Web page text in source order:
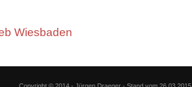
Wiesbaden
Copyright © 2014 - Jürgen Draeger - Stand vom 26.03.2015